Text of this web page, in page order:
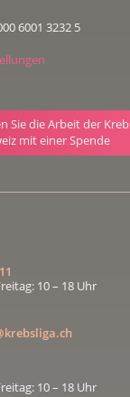
6001 3232 5
Sie die Arbeit der
mit einer Spende
10 – 18 Uhr
10 – 18 Uhr